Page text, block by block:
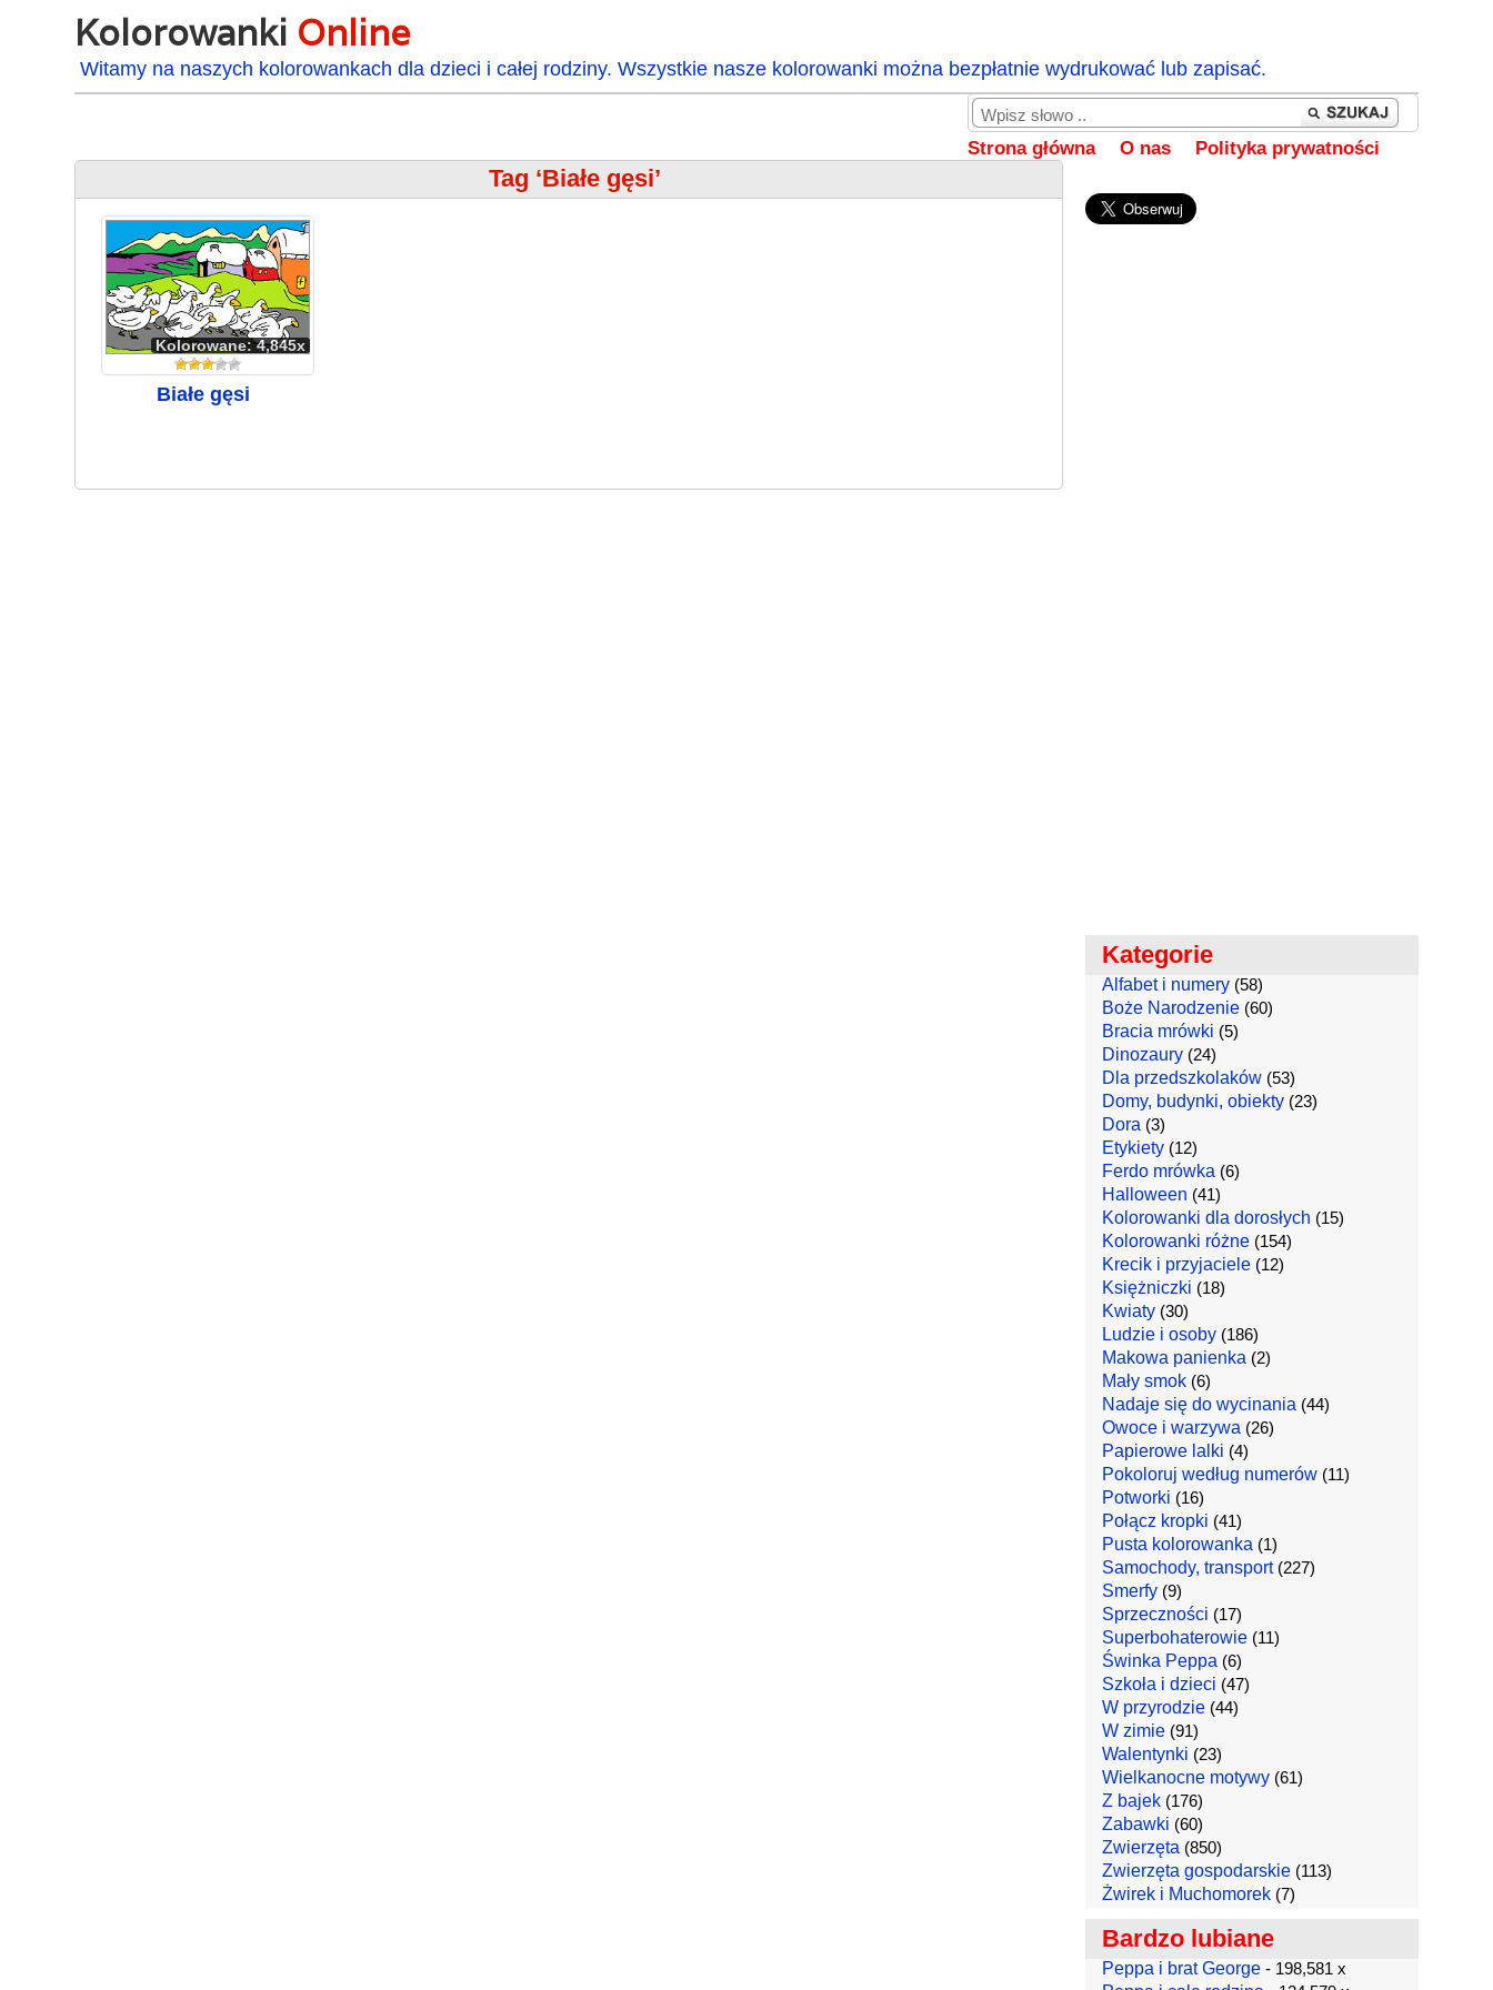
Kolorowanki Online
Witamy na naszych kolorowankach dla dzieci i całej rodziny. Wszystkie nasze kolorowanki można bezpłatnie wydrukować lub zapisać.
Strona główna O nas Polityka prywatności
Tag ‘Białe gęsi’
Kolorowane: 4,845x
Białe gęsi
Kategorie
Alfabet i numery(58)
Boże Narodzenie(60)
Bracia mrówki (5)
Dinozaury(24)
Dla przedszkolaków(53)
Domy, budynki, obiekty(23)
Dora (3)
Etykiety(12)
Ferdo mrówka (6)
Halloween (41)
Kolorowanki dla dorosłych (15)
Kolorowanki różne(154)
Krecik i przyjaciele(12)
Księżniczki (18)
Kwiaty(30)
Ludzie i osoby(186)
Makowa panienka (2)
Mały smok(6)
Nadaje się do wycinania (44)
Owoce i warzywa (26)
Papierowe lalki (4)
Pokoloruj według numerów(11)
Potworki (16)
Połącz kropki (41)
Pusta kolorowanka (1)
Samochody, transport(227)
Smerfy(9)
Sprzeczności (17)
Superbohaterowie(11)
Świnka Peppa (6)
Szkoła i dzieci (47)
W przyrodzie(44)
W zimie(91)
Walentynki (23)
Wielkanocne motywy(61)
Z bajek(176)
Zabawki (60)
Zwierzęta (850)
Zwierzęta gospodarskie(113)
Żwirek i Muchomorek(7)
Bardzo lubiane
Peppa i brat George- 198,581 x